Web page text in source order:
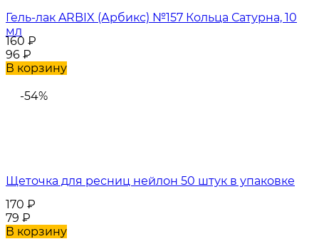
Гель-лак ARBIX (Арбикс) №157 Кольца Сатурна, 10
мл
160 ₽
96 ₽
В корзину
-54%
Щеточка для ресниц нейлон 50 штук в упаковке
170 ₽
79 ₽
В корзину